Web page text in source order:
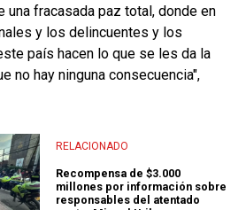
una fracasada paz total, donde en
y los delincuentes y los
país hacen lo que se les da la
no hay ninguna consecuencia",
RELACIONADO
Recompensa de $3.000
millones por información sobre
responsables del atentado